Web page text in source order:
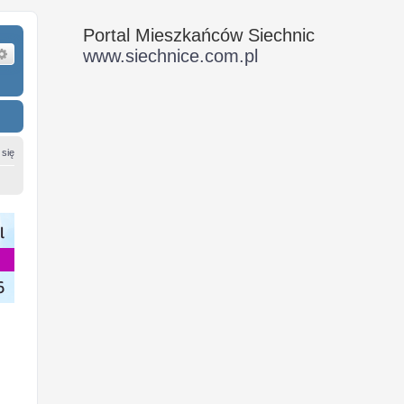
Wyszukiwanie zaawansowane
się
Portal Mieszkańców Siechnic
www.siechnice.com.pl